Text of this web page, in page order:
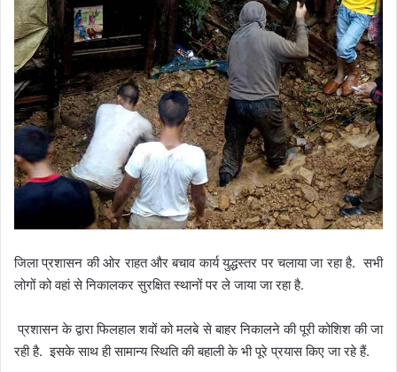
जिला प्रशासन की ओर राहत और बचाव कार्य युद्धस्तर पर चलाया जा रहा है. सभी
लोगों को वहां से निकालकर सुरक्षित स्थानों पर ले जाया जा रहा है.
प्रशासन के द्वारा फिलहाल शवों को मलबे से बाहर निकालने की पूरी कोशिश की जा
रही है. इसके साथ ही सामान्य स्थिति की बहाली के भी पूरे प्रयास किए जा रहे हैं.